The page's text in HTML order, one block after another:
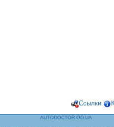
Ссылки
AUTODOCTOR.OD.UA